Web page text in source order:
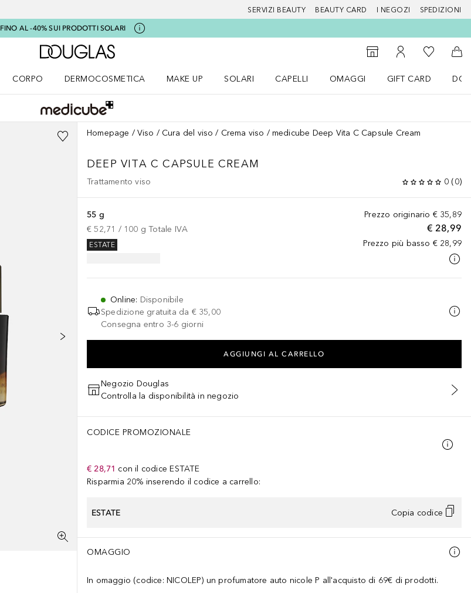
SERVIZI BEAUTY BEAUTY CARD I NEGOZI SPEDIZIONI
FINO AL -40% SUI PRODOTTI SOLARI
A Douglas Home
StorefinderAl Mio Account
Alla Mia
Al
CORPO
DERMOCOSMETICA
MAKE UP
SOLARI
CAPELLI
OMAGGI
GIFT CARD
Homepage Viso Cura del viso Crema viso medicube Deep Vita C Capsule Cream
DEEP VITA C CAPSULE CREAM
Trattamento viso 0 (0)
Prezzo originario € 35,89
€ 28,99
Prezzo più basso € 28,99
55 g
€ 52,71 / 100 g Totale IVA
ESTATE
Online: Disponibile
Spedizione gratuita da € 35,00
Consegna entro 3-6 giorni
AGGIUNGI AL CARRELLO
Negozio Douglas
Controlla la disponibilità in negozio
CODICE PROMOZIONALE
€ 28,71 con il codice ESTATE
Risparmia 20% inserendo il codice a carrello:
ESTATE Copia codice
OMAGGIO
In omaggio (codice: NICOLEP) un profumatore auto nicole P all'acquisto di 69€ di prodotti.